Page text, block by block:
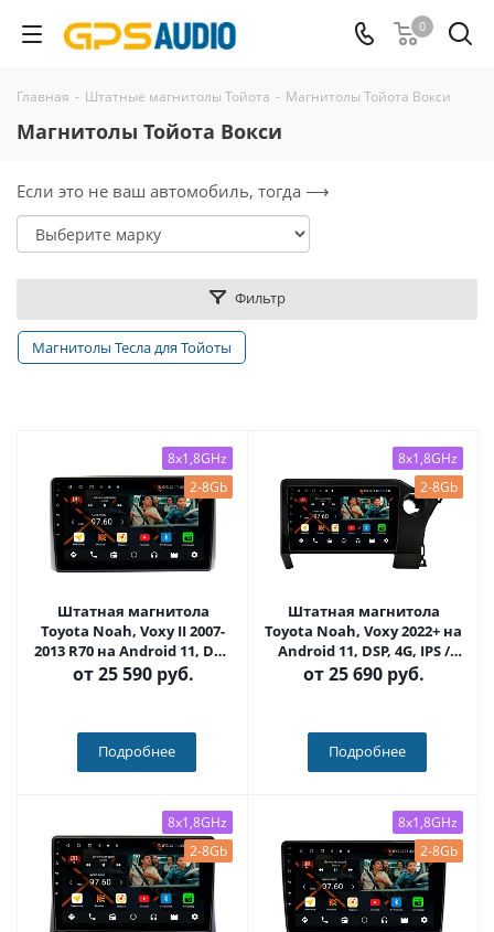
0
Главная - Штатные магнитолы Тойота - Магнитолы Тойота Вокси
Магнитолы Тойота Вокси
Если это не ваш автомобиль, тогда ⟶
Фильтр
Магнитолы Тесла для Тойоты
8x1,8GHz
2-8Gb
Штатная магнитола
Toyota Noah, Voxy II 2007-
2013 R70 на Android 11, DSP,
4G, IPS / QLED 2K, Carplay -
Cardrox CD-4337
от25 590 руб.
Подробнее
8x1,8GHz
2-8Gb
Штатная магнитола
Toyota Noah, Voxy 2022+ на
Android 11, DSP, 4G, IPS /
QLED 2K, Carplay - Cardrox
CD-4820
от25 690 руб.
Подробнее
8x1,8GHz
2-8Gb
8x1,8GHz
2-8Gb